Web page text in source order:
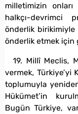
milletimizin
halkçı-devrimci
önderlik
önderlik etmek için
19. Millî Meclis,
vermek,
toplumuyla
Hükümet’in
Bugün Türkiye,